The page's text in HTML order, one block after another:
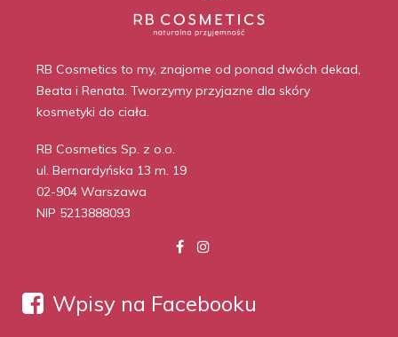
RB Cosmetics to my, znajome od ponad dwóch dekad,
Beata i Renata. Tworzymy przyjazne dla skóry
kosmetyki do ciała.
RB Cosmetics Sp. z o.o.
ul. Bernardyńska 13 m. 19
02-904 Warszawa
NIP 5213888093
Wpisy na Facebooku